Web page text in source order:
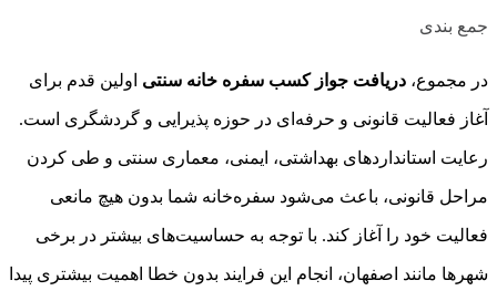
جمع بندی
در مجموع، دریافت جواز کسب سفره خانه سنتی اولین قدم برای
آغاز فعالیت قانونی و حرفه‌ای در حوزه پذیرایی و گردشگری است.
رعایت استانداردهای بهداشتی، ایمنی، معماری سنتی و طی کردن
مراحل قانونی، باعث می‌شود سفره‌خانه شما بدون هیچ مانعی
فعالیت خود را آغاز کند. با توجه به حساسیت‌های بیشتر در برخی
شهرها مانند اصفهان، انجام این فرایند بدون خطا اهمیت بیشتری پیدا